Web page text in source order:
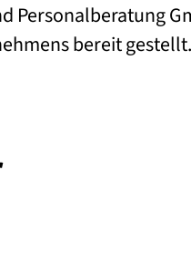
bereit gestellt.